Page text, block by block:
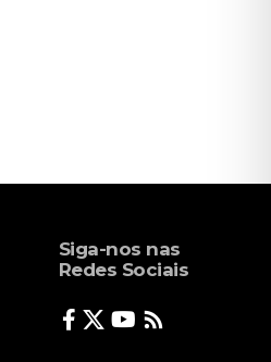
Siga-nos nas
Redes Sociais